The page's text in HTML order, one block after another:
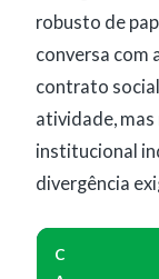
robusto de
conversa com
contrato
atividade,
institucional
divergência
C